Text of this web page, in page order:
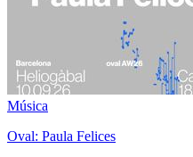
Música
Oval: Paula Felices